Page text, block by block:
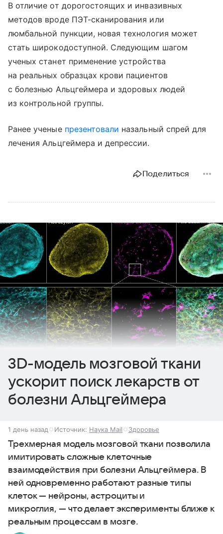
В отличие от дорогостоящих и инвазивных
методов вроде ПЭТ-сканирования или
люмбальной пункции, новая технология может
стать широкодоступной. Следующим шагом
ученых станет применение устройства
на реальных образцах крови пациентов
с болезнью Альцгеймера и здоровых людей
из контрольной группы.
Ранее ученые презентовали назальный спрей для
лечения Альцгеймера и депрессии.
Поделиться
3D-модель мозговой ткани
ускорит поиск лекарств от
болезни Альцгеймера
1 день назад Источник: Наука Mail Здоровье
Трехмерная модель мозговой ткани позволила
имитировать сложные клеточные
взаимодействия при болезни Альцгеймера. В
ней одновременно работают разные типы
клеток — нейроны, астроциты и
микроглия, — что делает эксперименты ближе к
реальным процессам в мозге.